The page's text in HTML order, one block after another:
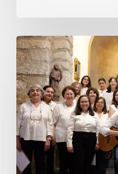
La
voz
que
une:
nace
la
Coral